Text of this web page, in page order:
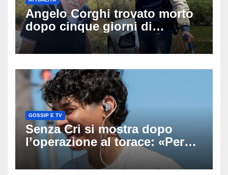
Angelo Corghi trovato morto
dopo cinque giorni di
ricerche: il giallo dell’80enne
scomparso dopo essere
GOSSIP E TV
Senza Cri si mostra dopo
l’operazione al torace: «Per
anni mi sentivo in trappola», il
racconto sul difficile percorso